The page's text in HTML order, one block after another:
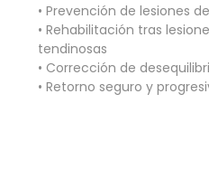
• Prevención de lesiones
• Rehabilitación tras
tendinosas
• Corrección de
• Retorno seguro y